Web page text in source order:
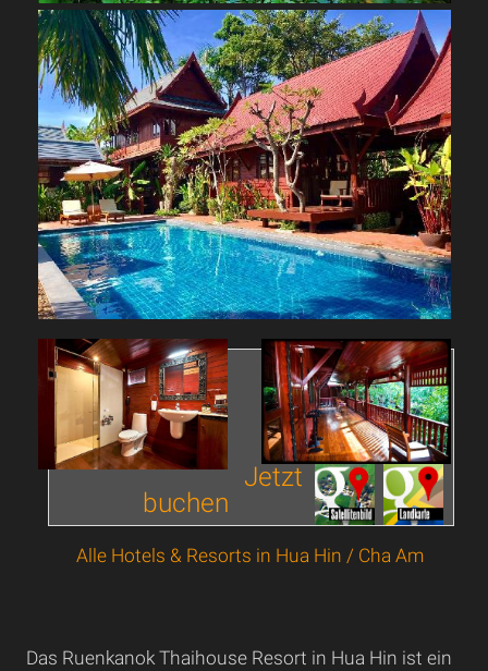
Jetzt
buchen
Alle Hotels & Resorts in Hua Hin / Cha Am
Das Ruenkanok Thaihouse Resort in Hua Hin ist ein